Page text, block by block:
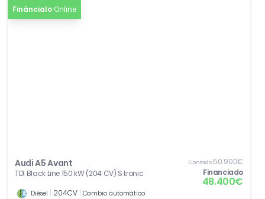
del habitáculo
Fináncialo Online
Audi A5 Avant
TDI Black Line 150 kW (204 CV) S tronic
Contado50.900€
Financiado
48.400€
Diésel 204CV Cambio automático